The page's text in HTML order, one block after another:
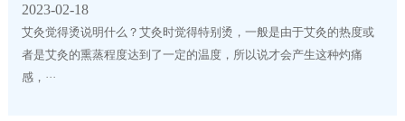
2023-02-18
艾灸觉得烫说明什么？艾灸时觉得特别烫，一般是由于艾灸的热度或
者是艾灸的熏蒸程度达到了一定的温度，所以说才会产生这种灼痛
感，···